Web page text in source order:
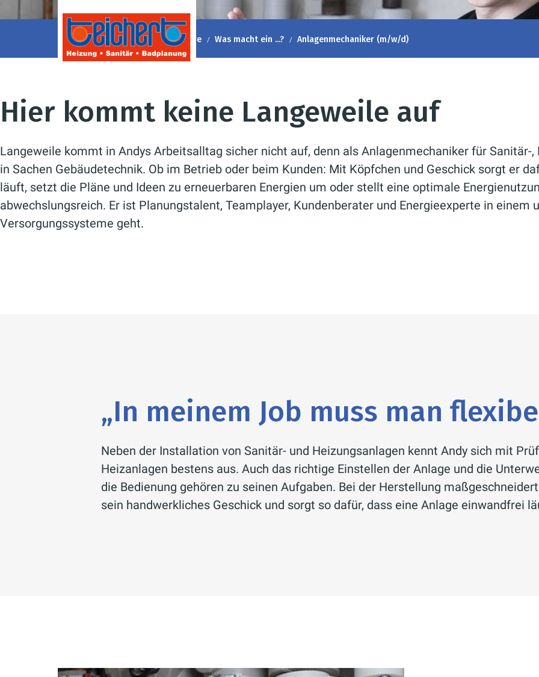
Heizung-Sanitär Teichert Karriere Was macht ein ...? Anlagenmechaniker (m/w/d)
Hier kommt keine Langeweile auf
Langeweile kommt in Andys Arbeitsalltag sicher nicht auf, denn als Anlagenmechaniker für Sanitär-
in Sachen Gebäudetechnik. Ob im Betrieb oder beim Kunden: Mit Köpfchen und Geschick sorgt er
läuft, setzt die Pläne und Ideen zu erneuerbaren Energien um oder stellt eine optimale
abwechslungsreich. Er ist Planungstalent, Teamplayer, Kundenberater und Energieexperte in einem
Versorgungssysteme geht.
„In meinem Job muss man
Neben der Installation von Sanitär- und Heizungsanlagen kennt Andy sich mit
Heizanlagen bestens aus. Auch das richtige Einstellen der Anlage und die
die Bedienung gehören zu seinen Aufgaben. Bei der Herstellung
sein handwerkliches Geschick und sorgt so dafür, dass eine Anlage einwandfrei